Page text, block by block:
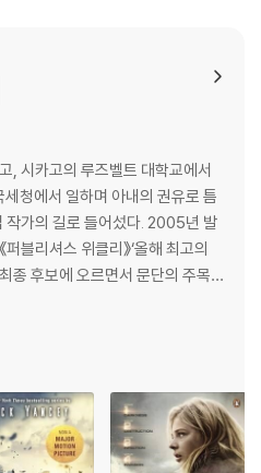
A)
Game" in an epic new series fr
remains. After the 2nd, only
3rd, only the "un"lucky survive.
applies: trust no one.
and on a lonely stretch of
The beings who only look hu
killing anyone they see. Who h
Evan Walker. Beguiling an
be Cassie's only hope for resc
herself. But Cassie must cho
between defiance and surren
, 시카고의 루즈벨트 대학교에서
청에서 일하며 아내의 권유로 틈
가의 길로 들어섰다. 2005년 발
블리셔스 위클리》‘올해 최고의
종 후보에 오르면서 문단의 주목을
시리즈, ‘Monstrumologist’
명성을 꾸준히 쌓았다. 그리고 201